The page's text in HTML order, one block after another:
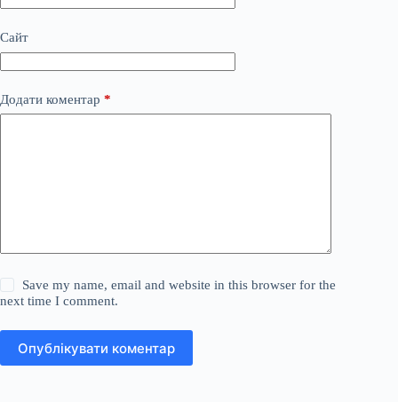
Сайт
Додати коментар *
Save my name, email and website in this browser for the
next time I comment.
Опублікувати коментар